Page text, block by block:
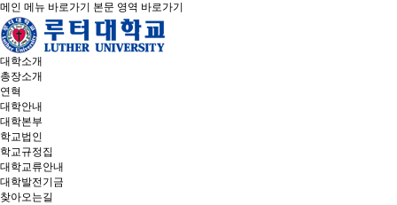
메인 메뉴 바로가기 본문 영역 바로가기
대학소개
총장소개
연혁
대학안내
대학본부
학교법인
학교규정집
대학교류안내
대학발전기금
찾아오는길